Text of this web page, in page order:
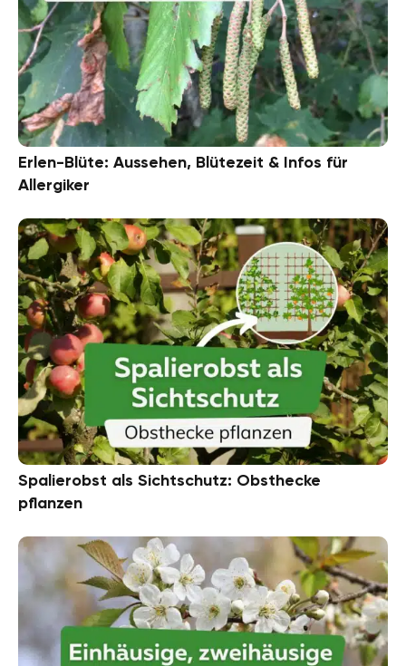
Erlen-Blüte: Aussehen, Blütezeit & Infos für
Allergiker
Spalierobst als Sichtschutz: Obsthecke
pflanzen